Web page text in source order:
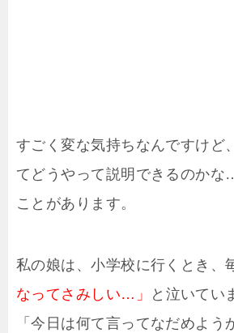
すごく変な気持ちなんですけど
てどうやって説明できるのかな
ことがあります。
私の娘は、小学校に行くとき、
なってさみしい…」
と泣いてい
「今日は何て言ってなだめよ